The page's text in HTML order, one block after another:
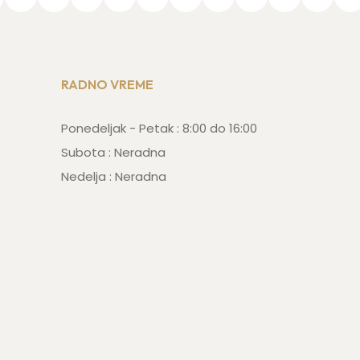
RADNO VREME
Ponedeljak - Petak : 8:00 do 16:00
Subota : Neradna
Nedelja : Neradna